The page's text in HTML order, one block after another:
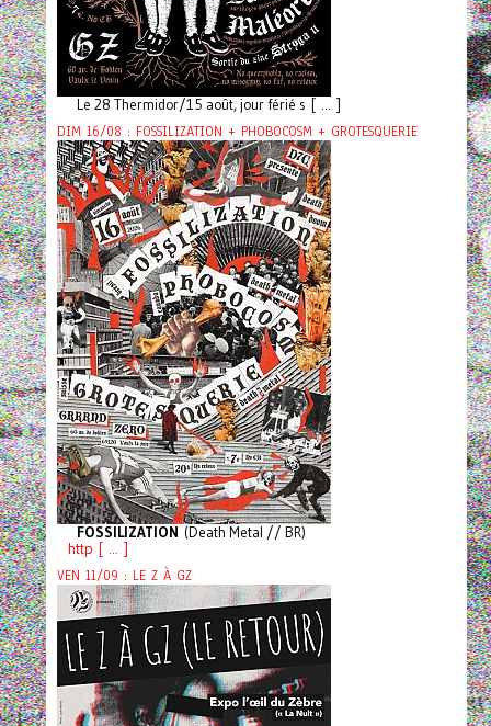
Le 28 Thermidor/15 août, jour férié s [ ... ]
DIM 16/08 : FOSSILIZATION + PHOBOCOSM + GROTESQUERIE
FOSSILIZATION (Death Metal // BR)
http [ ... ]
VEN 11/09 : LE Z À GZ